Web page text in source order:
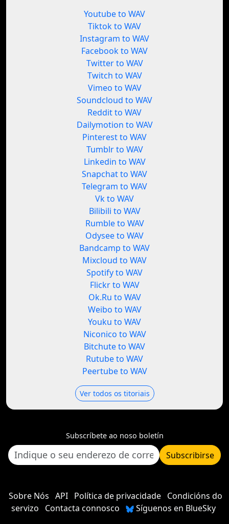
Youtube to WAV
Tiktok to WAV
Instagram to WAV
Facebook to WAV
Twitter to WAV
Twitch to WAV
Vimeo to WAV
Soundcloud to WAV
Reddit to WAV
Dailymotion to WAV
Pinterest to WAV
Tumblr to WAV
Linkedin to WAV
Snapchat to WAV
Telegram to WAV
Vk to WAV
Bilibili to WAV
Rumble to WAV
Odysee to WAV
Bandcamp to WAV
Mixcloud to WAV
Spotify to WAV
Flickr to WAV
Ok.Ru to WAV
Weibo to WAV
Youku to WAV
Niconico to WAV
Bitchute to WAV
Rutube to WAV
Peertube to WAV
Ver todos os titoriais
Subscríbete ao noso boletín
Subscribirse
Sobre Nós API Política de privacidade Condicións do
servizo
Contacta connosco
Síguenos en BlueSky